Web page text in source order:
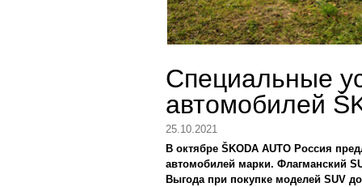
Специальные
автомобилей
25.10.2021
В октябре ŠKODA AUTO Россия
автомобилей марки. Флагманский
Выгода при покупке моделей SUV